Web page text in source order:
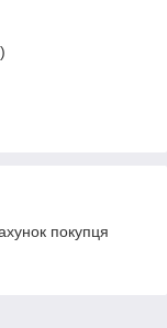
покупця